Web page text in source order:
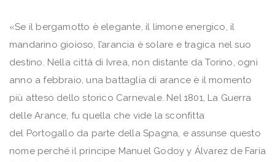
«Se il bergamotto è elegante, il limone energico, il
mandarino gioioso, l’arancia è solare e tragica nel suo
destino. Nella città di Ivrea, non distante da Torino, ogni
anno a febbraio, una battaglia di arance è il momento
più atteso dello storico Carnevale. Nel 1801, La Guerra
delle Arance, fu quella che vide la sconfitta
del Portogallo da parte della Spagna, e assunse questo
nome perché il principe Manuel Godoy y Álvarez de Faria